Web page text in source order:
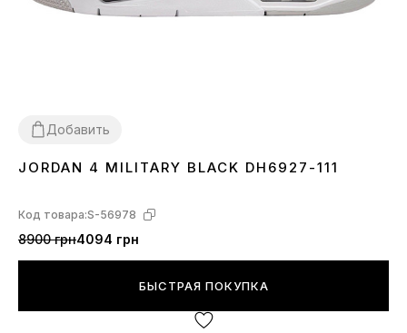
Добавить
363738394041 424344
JORDAN 4 MILITARY BLACK DH6927-111
Код товара:S-56978
8900 грн4094 грн
БЫСТРАЯ ПОКУПКА